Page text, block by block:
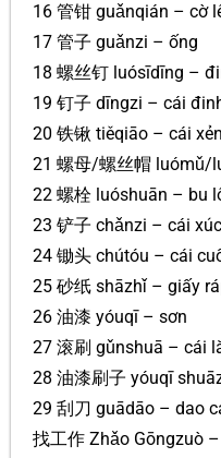
16 管钳 guǎnqián – cờ
17 管子 guǎnzi – ống
18 螺丝钉 luósīdīng –
19 钉子 dīngzi – cái
20 铁锹 tiěqiāo – cái
21 螺母/螺丝帽 luómǔ/
22 螺栓 luóshuān – bu
23 铲子 chǎnzi – cái xúc
24 锄头 chútóu – cái
25 砂纸 shāzhǐ – giấy
26 油漆 yóuqī – sơn
27 滚刷 gǔnshuā – cái
28 油漆刷子 yóuqī
29 刮刀 guādāo – dao
找工作 Zhǎo Gōngzuò